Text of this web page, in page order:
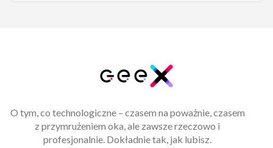
O tym, co technologiczne – czasem na poważnie, czasem
z przymrużeniem oka, ale zawsze rzeczowo i
profesjonalnie. Dokładnie tak, jak lubisz.